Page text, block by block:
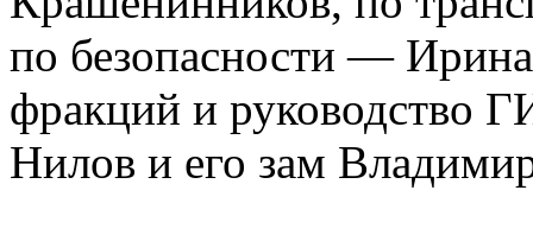
по безопасности —
фракций и руководство
Нилов и его зам